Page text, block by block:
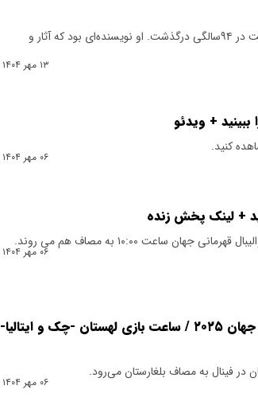
ایوان کلیما، نویسنده اهل چک و مخالف کمونیست در ۹۴‌سالگی‌ درگذشت. او نویسنده‌ای بود که آثار و
۱۳ مهر ۱۴۰۴
+ ویدئو
۰۶ مهر ۱۴۰۴
+ لینک پخش زنده
ساعت ۱۰:۰۰ به مصاف هم می روند.
۰۶ مهر ۱۴۰۴
برنامه فینال و رده‌بندی والیبال قهرمانی جهان ۲۰۲۵ / ساعت بازی لهستان -چک و ایتالیا-
در فینال به مصاف بلغارستان می‌رود.
۰۶ مهر ۱۴۰۴